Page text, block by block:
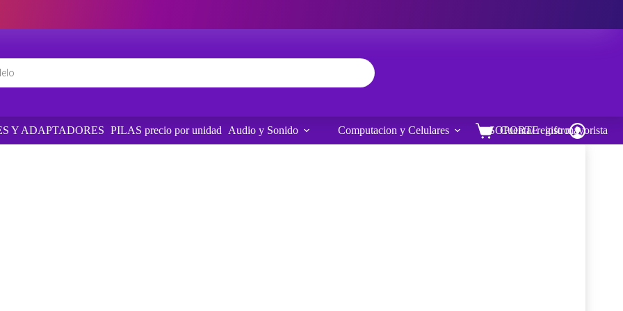
Y ADAPTADORES PILAS precio por unidad Audio y Sonido Computacion y Celulares SOPORTE info mayorista
Carro
de
Cuenta/ registro